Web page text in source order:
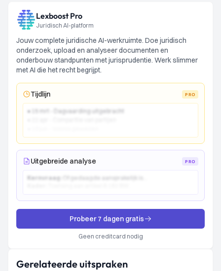
Lexboost Pro
Juridisch AI-platform
Jouw complete juridische AI-werkruimte. Doe juridisch
onderzoek, upload en analyseer documenten en
onderbouw standpunten met jurisprudentie. Werk slimmer
met AI die het recht begrijpt.
Tijdlijn PRO
● 15 mrt - Dagvaarding uitgebracht
Uitgebreide analyse PRO
Kernvraag:
Probeer 7 dagen gratis
Geen creditcard nodig
Gerelateerde uitspraken